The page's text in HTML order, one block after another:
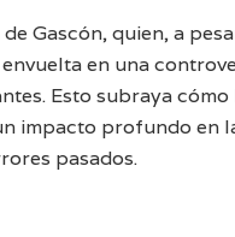
Gascón, quien, a
en una
Esto subraya cómo
impacto profundo en
pasados.